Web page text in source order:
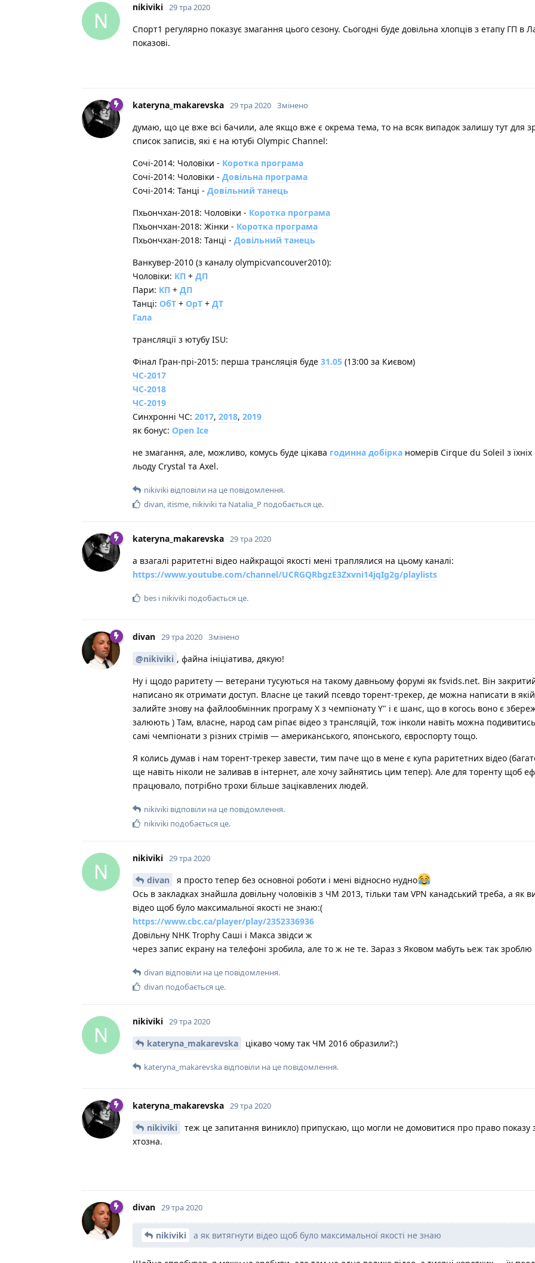
N
nikiviki 29 тра 2020
Спорт1 регулярно показує змагання цього сезону. Сьогодні буде довільна хлопців з етапу ГП в
показові.
kateryna_makarevska 29 тра 2020 Змінено
думаю, що це вже всі бачили, але якщо вже є окрема тема, то на всяк випадок залишу тут для
список записів, які є на ютубі Olympic Channel:
Сочі-2014: Чоловіки - Коротка програма
Сочі-2014: Чоловіки - Довільна програма
Сочі-2014: Танці - Довільний танець
Пхьончхан-2018: Чоловіки - Коротка програма
Пхьончхан-2018: Жінки - Коротка програма
Пхьончхан-2018: Танці - Довільний танець
Ванкувер-2010 (з каналу olympicvancouver2010):
Чоловіки: КП + ДП
Пари: КП + ДП
Танці: ОбТ + ОрТ + ДТ
Гала
трансляції з ютубу ISU:
Фінал Гран-прі-2015: перша трансляція буде 31.05 (13:00 за Києвом)
ЧС-2017
ЧС-2018
ЧС-2019
Синхронні ЧС: 2017, 2018, 2019
як бонус: Open Ice
не змагання, але, можливо, комусь буде цікава годинна добірка номерів Cirque du Soleil з
льоду Crystal та Axel.
nikiviki відповіли на це повідомлення.
divan, itisme, nikivikiта Natalia_P подобається це.
kateryna_makarevska 29 тра 2020
а взагалі раритетні відео найкращої якості мені траплялися на цьому каналі:
https://www.youtube.com/channel/UCRGQRbgzE3Zxvni14jqIg2g/playlists
bes і nikiviki подобається це.
divan 29 тра 2020 Змінено
@nikiviki , файна ініціатива, дякую!
Ну і щодо раритету — ветерани тусуються на такому давньому форумі як fsvids.net. Він
написано як отримати доступ. Власне це такий псевдо торент-трекер, де можна написати в
залийте знову на файлообмінник програму Х з чемпіонату Y" і є шанс, що в когось воно є
залюють ) Там, власне, народ сам ріпає відео з трансляцій, тож інколи навіть можна подивитись
самі чемпіонати з різних стрімів — американського, японського, євроспорту тощо.
Я колись думав і нам торент-трекер завести, тим паче що в мене є купа раритетних відео
ще навіть ніколи не заливав в інтернет, але хочу зайнятись цим тепер). Але для торенту щоб
працювало, потрібно трохи більше зацікавлених людей.
nikiviki відповіли на це повідомлення.
nikiviki подобається це.
N
nikiviki 29 тра 2020
divan
я просто тепер без основної роботи і мені відносно нудно
Ось в закладках знайшла довільну чоловіків з ЧМ 2013, тільки там VPN канадський треба, а як
відео щоб було максимальної якості не знаю:(
https://www.cbc.ca/player/play/2352336936
Довільну NHK Trophy Саші і Макса звідси ж
через запис екрану на телефоні зробила, але то ж не те. Зараз з Яковом мабуть ьеж так зроблю
divan відповіли на це повідомлення.
divan подобається це.
N
nikiviki 29 тра 2020
kateryna_makarevska цікаво чому так ЧМ 2016 образили?:)
kateryna_makarevska відповіли на це повідомлення.
kateryna_makarevska 29 тра 2020
nikiviki
теж це запитання виникло) припускаю, що могли не домовитися про право показу
хтозна.
divan 29 тра 2020
nikiviki а як витягнути відео щоб було максимальної якості не знаю